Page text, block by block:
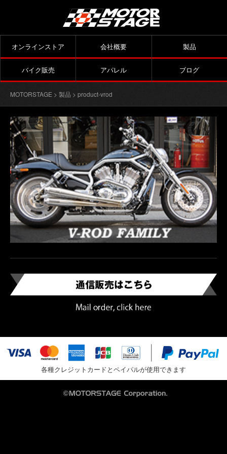
オンラインストア 会社概要 製品
バイク販売 アパレル ブログ
MOTORSTAGE > 製品 > product-vrod
各種クレジットカードとペイパルが使用できます